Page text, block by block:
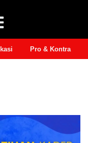
Pro & Kontra